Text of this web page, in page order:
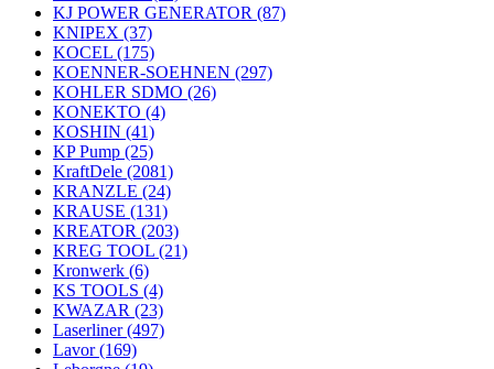
KJ POWER GENERATOR (87)
KNIPEX (37)
KOCEL (175)
KOENNER-SOEHNEN (297)
KOHLER SDMO (26)
KONEKTO (4)
KOSHIN (41)
KP Pump (25)
KraftDele (2081)
KRANZLE (24)
KRAUSE (131)
KREATOR (203)
KREG TOOL (21)
Kronwerk (6)
KS TOOLS (4)
KWAZAR (23)
Laserliner(497)
Lavor(169)